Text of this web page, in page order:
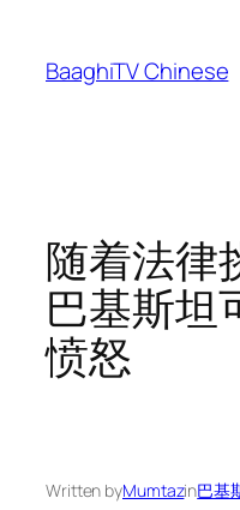
content
BaaghiTV Chinese
随着法律
巴基斯坦
愤怒
Written byMumtazin巴基